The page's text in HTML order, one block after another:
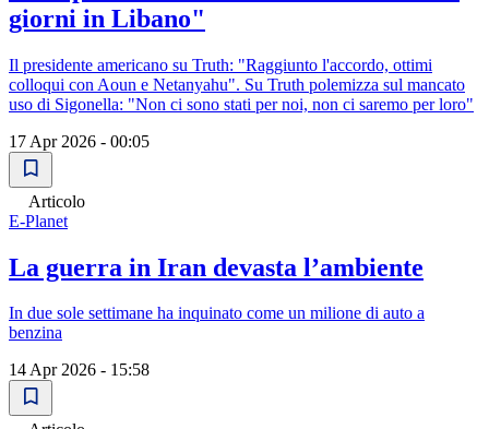
giorni in Libano"
Il presidente americano su Truth: "Raggiunto l'accordo, ottimi
colloqui con Aoun e Netanyahu". Su Truth polemizza sul mancato
uso di Sigonella: "Non ci sono stati per noi, non ci saremo per loro"
17 Apr 2026 - 00:05
Articolo
E-Planet
La guerra in Iran devasta l’ambiente
In due sole settimane ha inquinato come un milione di auto a
benzina
14 Apr 2026 - 15:58